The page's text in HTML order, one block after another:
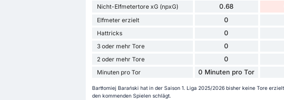
Nicht-Elfmetertore xG (npxG) 0.68
Elfmeter erzielt 0
Hattricks 0
3 oder mehr Tore 0
2 oder mehr Tore 0
Minuten pro Tor 0 Minuten pro Tor
Bartłomiej Barański hat in der Saison 1. Liga 2025/2026 bisher keine Tore
den kommenden Spielen schlägt.